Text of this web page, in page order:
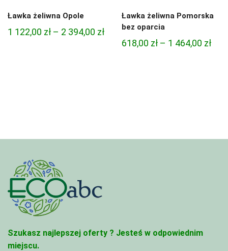
Ławka żeliwna Opole
1 122,00 zł – 2 394,00 złZakres
Ławka żeliwna Pomorska
bez oparcia
618,00 zł – 1 464,00 zł
Szukasz najlepszej oferty ? Jesteś w odpowiednim
miejscu.